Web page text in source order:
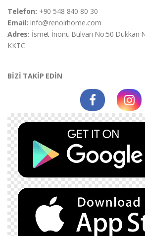
Telefon: +90 548 840 80 30
Email:info@renoirhome.com
Adres: İsmet İnonü Bulvarı No:50 Dükkan
KKTC
BİZİ TAKİP EDİN